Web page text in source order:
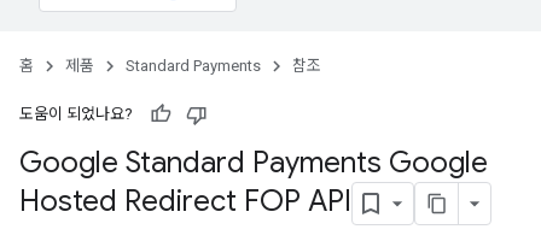
홈 제품 Standard Payments 참조
도움이 되었나요?
Google Standard Payments Google
Hosted Redirect FOP API